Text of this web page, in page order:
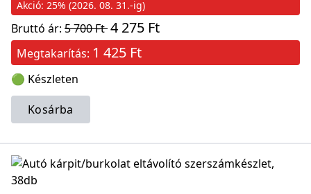
Akció: 25% (2026. 08. 31.-ig)
Bruttó ár: 5 700 Ft4 275 Ft
Megtakarítás: 1 425 Ft
🟢 Készleten
Kosárba